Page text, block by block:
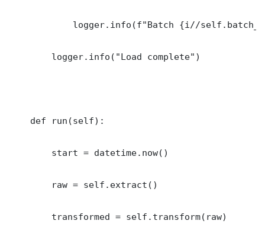
logger.info(f"Batch {i//
        logger.info("Load complete")
    def run(self):
        start = datetime.now()
        raw = self.extract()
        transformed = self.transform(raw)